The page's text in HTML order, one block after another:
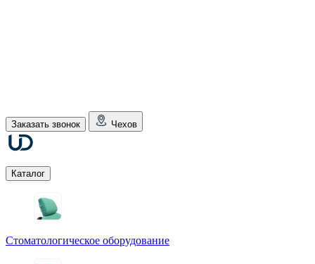
Заказать звонок Чехов
Каталог
Стоматологическое оборудование